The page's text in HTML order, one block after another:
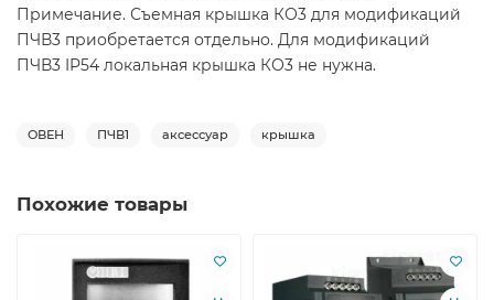
Примечание. Съемная крышка КО3 для модификаций
ПЧВ3 приобретается отдельно. Для модификаций
ПЧВ3 IP54 локальная крышка КО3 не нужна.
ОВЕН ПЧВ1 аксессуар крышка
Похожие товары